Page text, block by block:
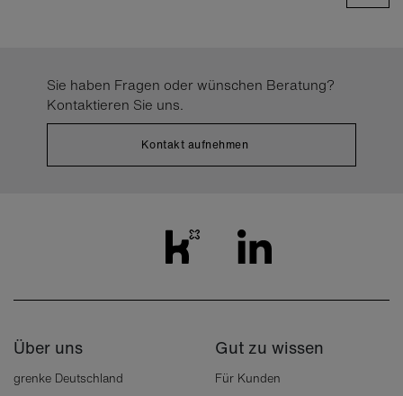
Sie haben Fragen oder wünschen Beratung?
Kontaktieren Sie uns.
Kontakt aufnehmen
Über uns
grenke Deutschland
Gut zu wissen
Für Kunden